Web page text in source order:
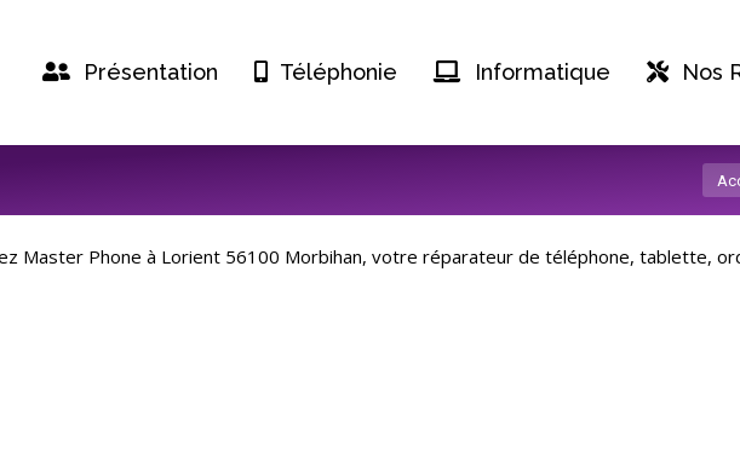
Présentation Téléphonie Informatique Nos
Master Phone à Lorient 56100 Morbihan, votre réparateur de téléphone, tablette,